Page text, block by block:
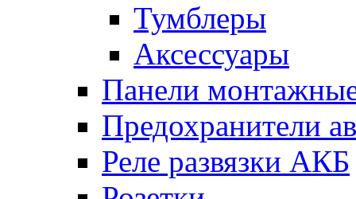
Тумблеры
Аксессуары
Панели
Предохранители
Реле развязки АКБ